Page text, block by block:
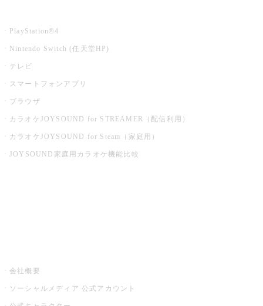
PlayStation®4
Nintendo Switch (任天堂HP)
テレビ
スマートフォンアプリ
ブラウザ
カラオケJOYSOUND for STREAMER（配信利用）
カラオケJOYSOUND for Steam（家庭用）
JOYSOUND家庭用カラオケ機能比較
会社概要
ソーシャルメディア 公式アカウント